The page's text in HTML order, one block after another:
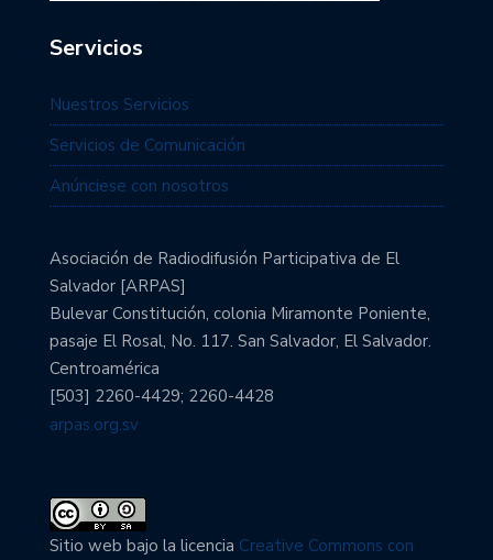
Servicios
Nuestros Servicios
Servicios de Comunicación
Anúnciese con nosotros
Asociación de Radiodifusión Participativa de El
Salvador [ARPAS]
Bulevar Constitución, colonia Miramonte Poniente,
pasaje El Rosal, No. 117. San Salvador, El Salvador.
Centroamérica
[503] 2260-4429; 2260-4428
arpas.org.sv
Sitio web bajo la licencia Creative Commons con